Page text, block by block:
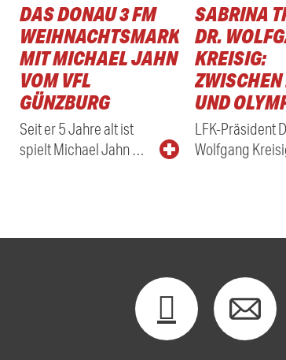
DAS DONAU 3 FM
WEIHNACHTSMARKTRADIO
MIT MICHAEL JAHN
VOM VFL
GÜNZBURG
Seit er 5 Jahre alt ist
spielt Michael Jahn …
SABRINA
DR.
KREISIG:
UND
LFK-Präsident
Wolfgang